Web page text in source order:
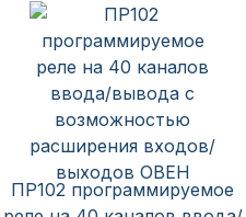
ПР102 программируемое